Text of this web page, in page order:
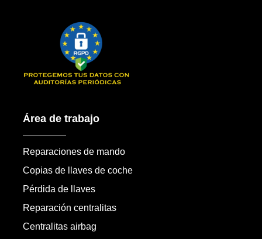
Área de trabajo
Reparaciones de mando
Copias de llaves de coche
Pérdida de llaves
Reparación centralitas
Centralitas airbag